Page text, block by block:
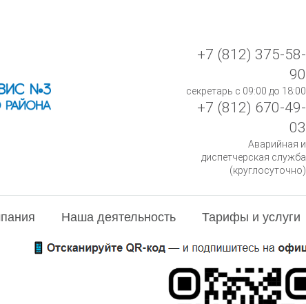
+7 (812) 375-58-
90
секретарь с 09:00 до 18:00
+7 (812) 670-49-
03
Аварийная и
диспетчерская служба
(круглосуточно)
Наша деятельность Тарифы и услуги